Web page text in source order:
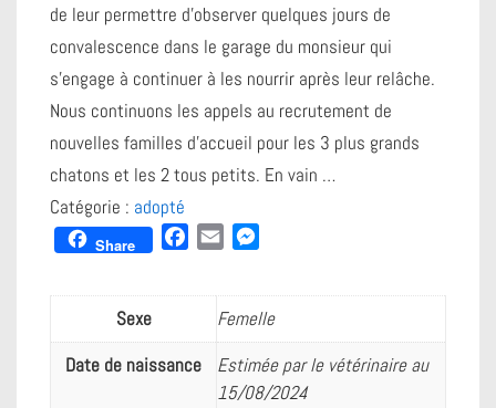
de leur permettre d’observer quelques jours de
convalescence dans le garage du monsieur qui
s’engage à continuer à les nourrir après leur relâche.
Nous continuons les appels au recrutement de
nouvelles familles d’accueil pour les 3 plus grands
chatons et les 2 tous petits. En vain …
Catégorie : adopté
Share
b
o
i
l
s
e
n
g
Sexe
Femelle
Date de naissance
Estimée par le vétérinaire au
15/08/2024